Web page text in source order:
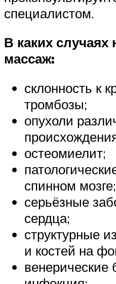
специалистом.
В каких случаях
массаж:
склонность к
тромбозы;
опухоли
остеомиелит;
спинном мозге;
серьёзные
сердца;
структурные
и костей на